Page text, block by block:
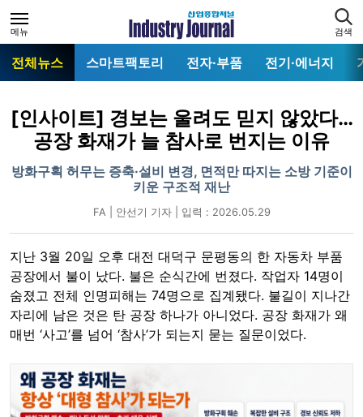
메뉴 검색
전체뉴스 스마트팩토리 전자·부품 전기·에너지
[인사이트] 경보는 울려도 믿지 않았다…
공장 화재가 늘 참사로 번지는 이유
방화구획 허무는 증축·설비 변경, 면적만 따지는 소방 기준이
키운 구조적 재난
FA | 안선기 기자 | 입력 : 2026.05.29
지난 3월 20일 오후 대전 대덕구 문평동의 한 자동차 부품
공장에서 불이 났다. 불은 순식간에 번졌다. 작업자 14명이
숨졌고 전체 인명피해는 74명으로 집계됐다. 불길이 지나간
자리에 남은 것은 탄 공장 하나가 아니었다. 공장 화재가 왜
매번 ‘사고’를 넘어 ‘참사’가 되는지 묻는 질문이었다.